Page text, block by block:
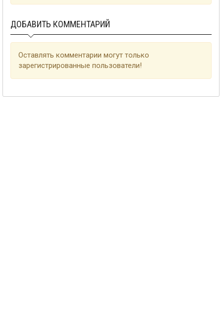
ДОБАВИТЬ КОММЕНТАРИЙ
Оставлять комментарии могут только
зарегистрированные пользователи!